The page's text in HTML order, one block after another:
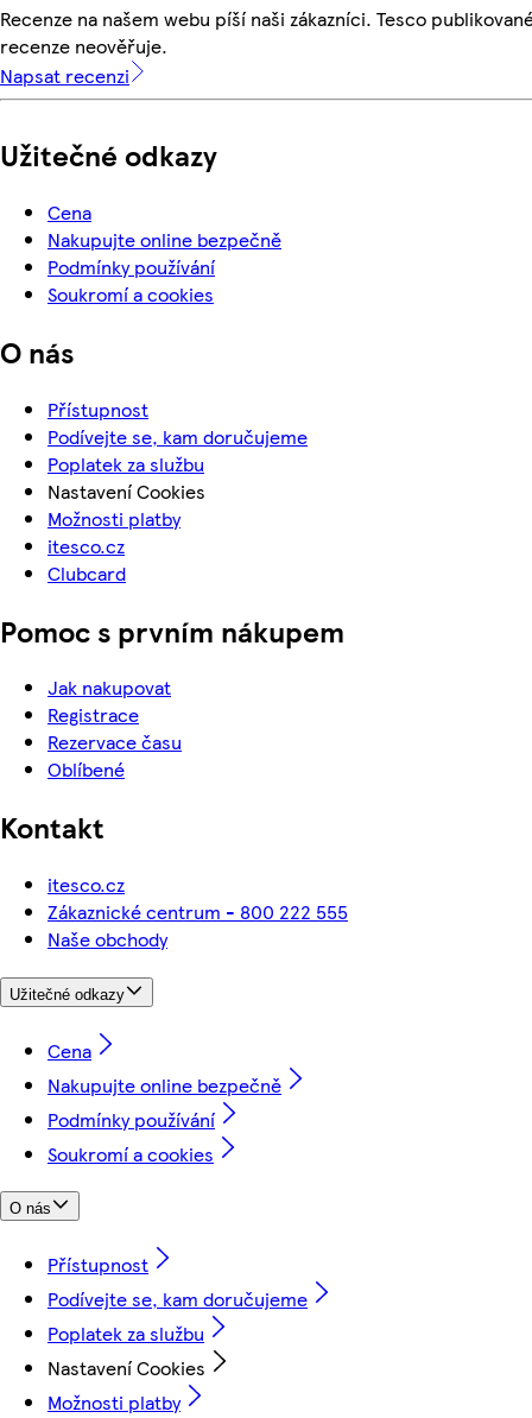
Recenze na našem webu píší naši zákazníci. Tesco
recenze neověřuje.
Napsat recenzi
Užitečné odkazy
Cena
Nakupujte online bezpečně
Podmínky používání
Soukromí a cookies
O nás
Přístupnost
Podívejte se, kam doručujeme
Poplatek za službu
Nastavení Cookies
Možnosti platby
itesco.cz
Clubcard
Pomoc s prvním nákupem
Jak nakupovat
Registrace
Rezervace času
Oblíbené
Kontakt
itesco.cz
Zákaznické centrum - 800 222 555
Naše obchody
Užitečné odkazy
Cena
Nakupujte online bezpečně
Podmínky používání
Soukromí a cookies
O nás
Přístupnost
Podívejte se, kam doručujeme
Poplatek za službu
Nastavení Cookies
Možnosti platby